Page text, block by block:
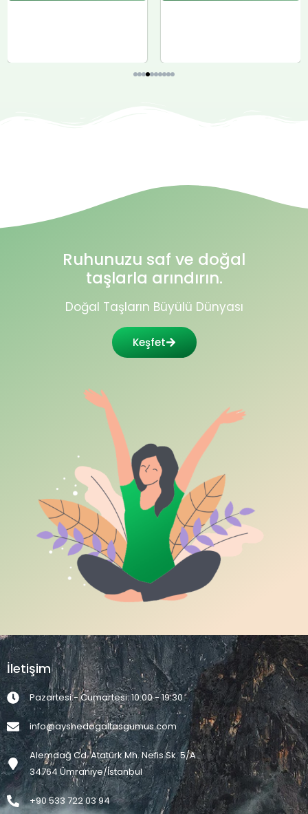
Ruhunuzu saf ve doğal
taşlarla arındırın.
Doğal Taşların Büyülü Dünyası
Keşfet
İletişim
Pazartesi - Cumartesi: 10:00 - 19:30
info@ayshedogaltasgumus.com
Alemdağ Cd. Atatürk Mh. Nefis Sk. 5/A
34764 Ümraniye/İstanbul
+90 533 722 03 94